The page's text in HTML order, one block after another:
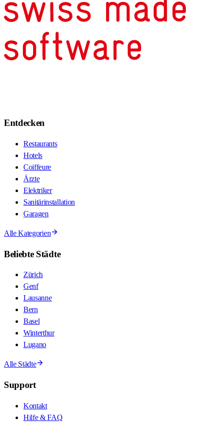
Entdecken
Restaurants
Hotels
Coiffeure
Ärzte
Elektriker
Sanitärinstallation
Garagen
Alle Kategorien
Beliebte Städte
Zürich
Genf
Lausanne
Bern
Basel
Winterthur
Lugano
Alle Städte
Support
Kontakt
Hilfe & FAQ